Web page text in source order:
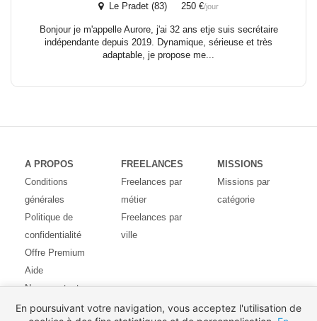
Le Pradet (83) 250 €/jour
Bonjour je m'appelle Aurore, j'ai 32 ans etje suis secrétaire
indépendante depuis 2019. Dynamique, sérieuse et très
adaptable, je propose me...
A PROPOS
Conditions
générales
Politique de
confidentialité
Offre Premium
Aide
Nous contacter
Avis des
FREELANCES
Freelances par
métier
Freelances par
ville
MISSIONS
Missions par
catégorie
En poursuivant votre navigation, vous acceptez l'utilisation de